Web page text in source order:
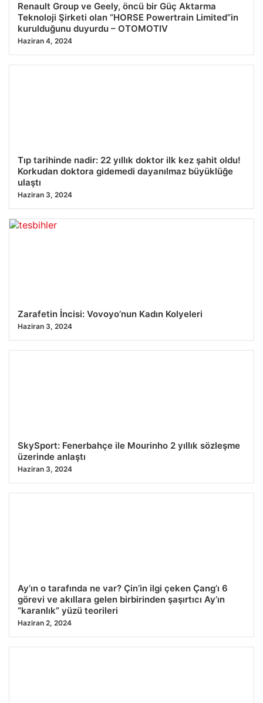
Renault Group ve Geely, öncü bir Güç Aktarma
Teknoloji Şirketi olan “HORSE Powertrain Limited”in
kurulduğunu duyurdu – OTOMOTIV
Haziran 4, 2024
Tıp tarihinde nadir: 22 yıllık doktor ilk kez şahit oldu!
Korkudan doktora gidemedi dayanılmaz büyüklüğe
ulaştı
Haziran 3, 2024
Zarafetin İncisi: Vovoyo’nun Kadın Kolyeleri
Haziran 3, 2024
SkySport: Fenerbahçe ile Mourinho 2 yıllık sözleşme
üzerinde anlaştı
Haziran 3, 2024
Ay’ın o tarafında ne var? Çin’in ilgi çeken Çang’ı 6
görevi ve akıllara gelen birbirinden şaşırtıcı Ay’ın
“karanlık” yüzü teorileri
Haziran 2, 2024